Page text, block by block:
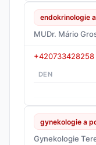
endokrinologie
MUDr. Mário
+420733428258
DEN
gynekologie a
Gynekologie